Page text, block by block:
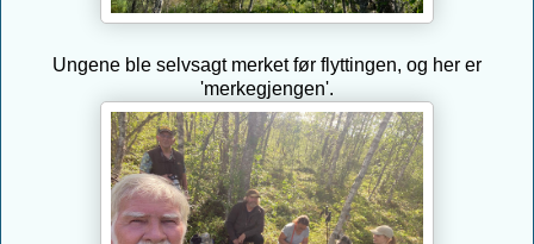
Ungene ble selvsagt merket før flyttingen, og her er
'merkegjengen'.